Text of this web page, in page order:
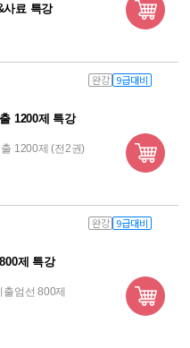
사료 특강
완강 9급대비
1200제 특강
1200제 (전2권)
완강 9급대비
제 특강
출엄선 800제